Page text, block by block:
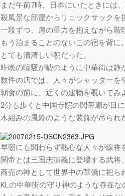
まだ午前7時。日本にいたときには
殺風景な部屋からリュックサックを
一段ずつ、肩の重力を抱えながら階
もう泊まることのないこの宿を背に。
とても清清しい朝だった。
昨晩の喧騒が嘘のように中華街は静
数件の店では、人々がシャッターを
朝食の前に、近くの建物を覗いてみ
2分も歩くと中国寺院の関帝廟が目に
木組みの風鈴のような装飾が吊られ
早朝にも関わらず熱心な人々が線香
関帝とは三国志演義に登場する武将
商売の神として世界中の華僑に祀ら
KLの中華街の守り神のような存在な